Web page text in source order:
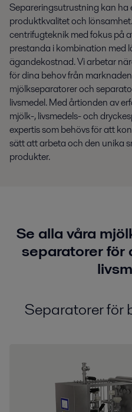
Separeringsutrustning kan ha
produktkvalitet och
centrifugteknik med fokus på
prestanda i kombination med
ägandekostnad. Vi arbetar
för dina behov från
mjölkseparatorer och
livsmedel. Med årtionden av
mjölk-, livsmedels- och
expertis som behövs för att
sätt att arbeta och den unika
produkter.
Se alla våra
separatorer för
Separatorer för